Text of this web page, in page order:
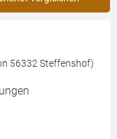
56332 Steffenshof)